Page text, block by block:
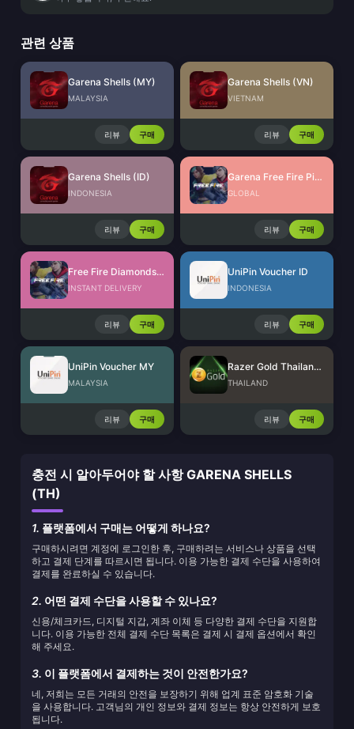
관련 상품
Garena Shells (MY)
MALAYSIA
리뷰 구매
Garena Shells (VN)
VIETNAM
리뷰 구매
Garena Shells (ID)
INDONESIA
리뷰 구매
Garena Free Fire Pins Global
GLOBAL
리뷰 구매
Free Fire Diamonds EU + TR
INSTANT DELIVERY
리뷰 구매
UniPin Voucher ID
INDONESIA
리뷰 구매
UniPin Voucher MY
MALAYSIA
리뷰 구매
Razer Gold Thailand (THB)
THAILAND
리뷰 구매
충전 시 알아두어야 할 사항 GARENA SHELLS
(TH)
1. 플랫폼에서 구매는 어떻게 하나요?
구매하시려면 계정에 로그인한 후, 구매하려는 서비스나 상품을 선택
하고 결제 단계를 따르시면 됩니다. 이용 가능한 결제 수단을 사용하여
결제를 완료하실 수 있습니다.
2. 어떤 결제 수단을 사용할 수 있나요?
신용/체크카드, 디지털 지갑, 계좌 이체 등 다양한 결제 수단을 지원합
니다. 이용 가능한 전체 결제 수단 목록은 결제 시 결제 옵션에서 확인
해 주세요.
3. 이 플랫폼에서 결제하는 것이 안전한가요?
네, 저희는 모든 거래의 안전을 보장하기 위해 업계 표준 암호화 기술
을 사용합니다. 고객님의 개인 정보와 결제 정보는 항상 안전하게 보호
됩니다.